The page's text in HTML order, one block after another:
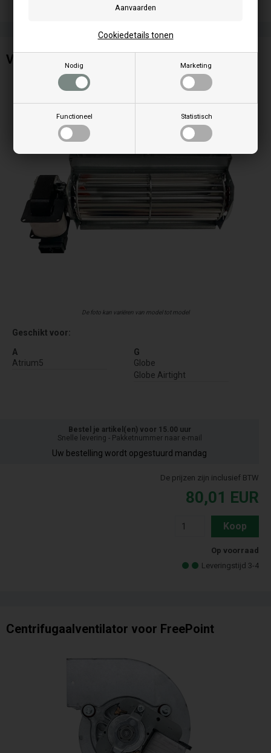
Nodig Marketing
Functioneel Statistisch
Cookiedetails tonen
Ventilator voor FreePoint
De foto kan variëren van model tot model
Geschikt voor:
A
Atrium5
G
Globe
Globe Airtight
Bestel je artikel(en) voor 15.00 uur
Snelle levering - Pakketnummer naar e-mail
Uw bestelling wordt opgestuurd mandag
De prijzen zijn inclusief BTW
80,01 EUR
Koop
Op voorraad
Leveringstijd 3-4
Centrifugaalventilator voor FreePoint